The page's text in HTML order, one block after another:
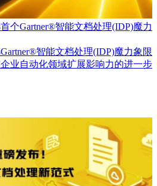
个Gartner®智能文档处理(IDP)魔力
智能文档处理(IDP)魔力象限
业自动化领域扩展影响力的进一步